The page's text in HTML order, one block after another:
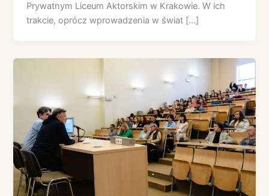
Prywatnym Liceum Aktorskim w Krakowie. W ich
trakcie, oprócz wprowadzenia w świat […]